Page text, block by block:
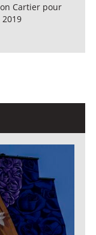
Cartier pour